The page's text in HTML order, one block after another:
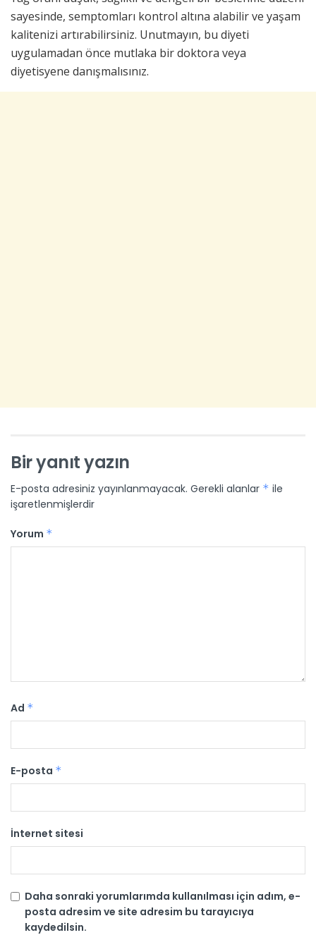
sayesinde, semptomları kontrol altına alabilir ve yaşam
kalitenizi artırabilirsiniz. Unutmayın, bu diyeti
uygulamadan önce mutlaka bir doktora veya
diyetisyene danışmalısınız.
Bir yanıt yazın
E-posta adresiniz yayınlanmayacak. Gerekli alanlar * ile
işaretlenmişlerdir
Yorum *
Ad *
E-posta *
İnternet sitesi
Daha sonraki yorumlarımda kullanılması için adım, e-
posta adresim ve site adresim bu tarayıcıya
kaydedilsin.